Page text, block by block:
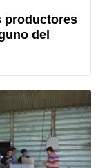
productores
del